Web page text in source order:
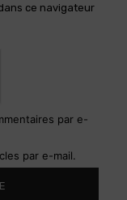
ce navigateur
par e-
par e-mail.